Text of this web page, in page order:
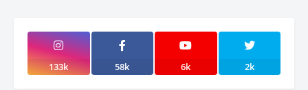
133k 58k 6k 2k